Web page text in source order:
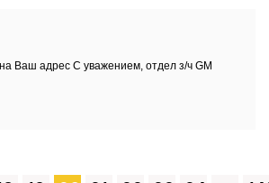
Ваш адрес С уважением, отдел з/ч GM